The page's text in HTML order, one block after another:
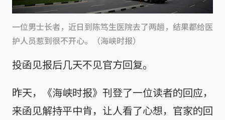
一位男士长者，近日到陈笃生医院去了两趟，结果都给医
护人员惹到很不开心。（海峡时报）
投函见报后几天不见官方回复。
昨天，《海峡时报》刊登了一位读者的回应，
来函见解持平中肯，让人看了心想，官家的回